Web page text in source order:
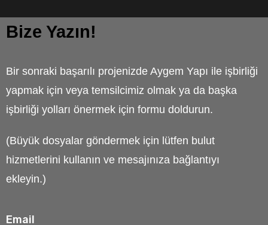
Bize Yazın!
Bir sonraki başarılı projenizde Aygem Yapı ile işbirliği
yapmak için veya temsilcimiz olmak ya da başka
işbirliği yolları önermek için formu doldurun.
(Büyük dosyalar göndermek için lütfen bulut
hizmetlerini kullanın ve mesajınıza bağlantıyı
ekleyin.)
Email